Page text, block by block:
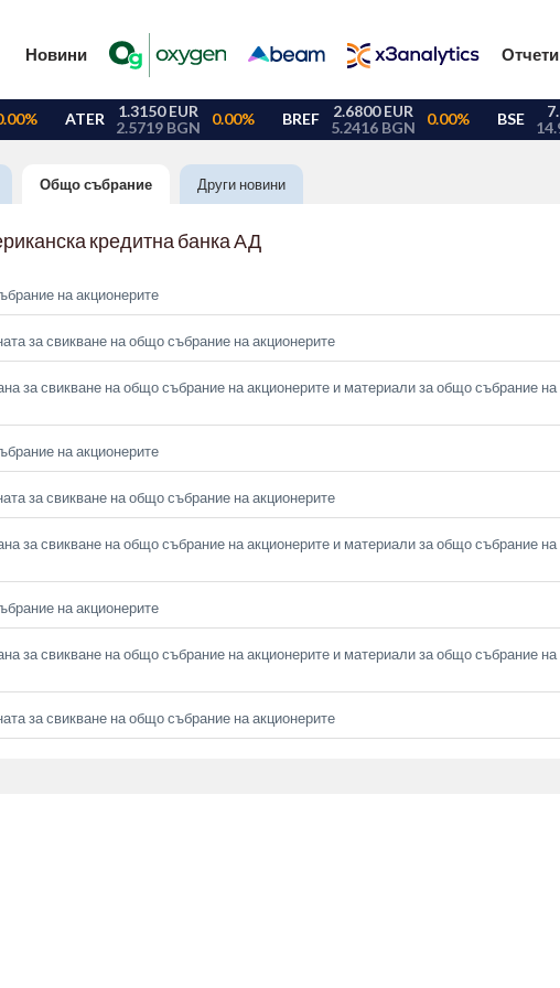
Новини Отчети
Общо събрание Други новини
кредитна банка АД
на акционерите
за свикване на общо събрание на акционерите
за свикване на общо събрание на акционерите и материали за общо събрание на
на акционерите
за свикване на общо събрание на акционерите
за свикване на общо събрание на акционерите и материали за общо събрание на
на акционерите
за свикване на общо събрание на акционерите и материали за общо събрание на
за свикване на общо събрание на акционерите